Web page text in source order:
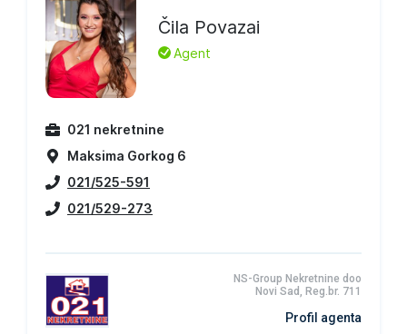
Čila Povazai
L Agent
021 nekretnine
Maksima Gorkog 6
021/525-591
021/529-273
NS-Group Nekretnine doo
Novi Sad, Reg.br. 711
Profil agenta